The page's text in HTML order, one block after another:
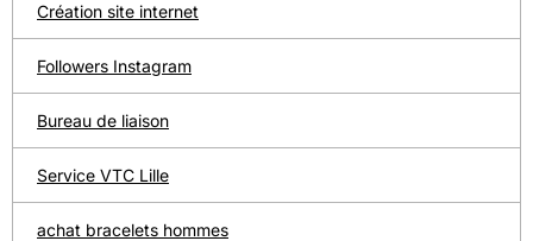
Création site internet
Followers Instagram
Bureau de liaison
Service VTC Lille
achat bracelets hommes